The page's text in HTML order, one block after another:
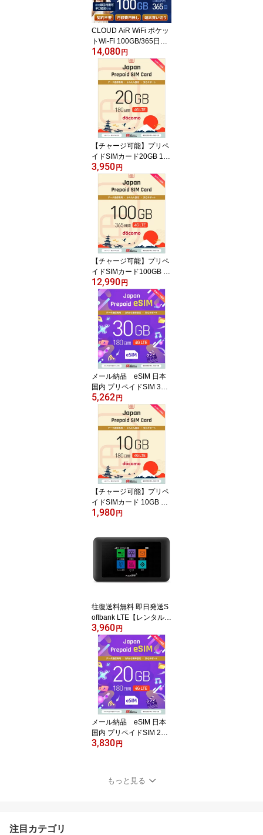
CLOUD AiR WiFi ポケッ
トWi-Fi 100GB/365日パ
ッケージ付き 【チャージ
可能】端末返却不要 売り
切り商品 プリペイドSim
挿入でも使用可能
14,080 円
【チャージ可能】プリペ
イドSIMカード20GB 180
日 国内データ通信専用 N
TTドコモ回線（docomo
回線） LTE【送料無料】
3,950 円
【チャージ可能】プリペ
イドSIMカード100GB 36
5日 国内データ通信専用
NTTドコモ回線（docom
o 回線） LTE【送料無
料】
12,990 円
メール納品 eSIM 日本
国内 プリペイドSIM 30G
B/180日 プリペイドSIM
カード 国内データ通信専
用 NTTドコモ回線（doc
omo 回線）
5,262 円
【チャージ可能】プリペ
イドSIMカード 10GB 18
0日 国内データ通信専用
1,980 円
往復送料無料 即日発送S
oftbank LTE【レンタル
WiFi 国内】Pocket WiFi
LTE 601HW【レンタ
ル WiFiルーター 30日
プラン】ソフトバンク W
iFi レンタル WiFi【レン
タル】
3,960 円
メール納品 eSIM 日本
国内 プリペイドSIM 20G
B/180日 プリペイドSIM
3,830 円
もっと見る
注目カテゴリ